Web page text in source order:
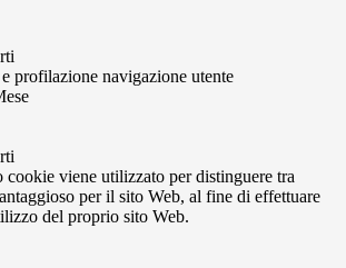
profilazione navigazione utente
cookie viene utilizzato per distinguere tra
per il sito Web, al fine di effettuare
del proprio sito Web.